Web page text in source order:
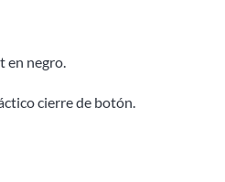
en negro.
cierre de botón.